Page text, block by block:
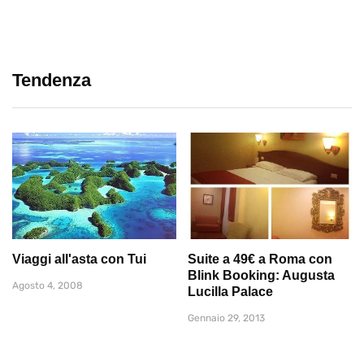
Tendenza
Viaggi all'asta con Tui
Agosto 4, 2008
Suite a 49€ a Roma con
Blink Booking: Augusta
Lucilla Palace
Gennaio 29, 2013